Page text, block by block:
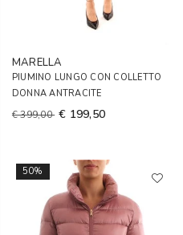
MARELLA
PIUMINO LUNGO CON COLLETTO
DONNA ANTRACITE
€ 399,00 € 199,50
50%